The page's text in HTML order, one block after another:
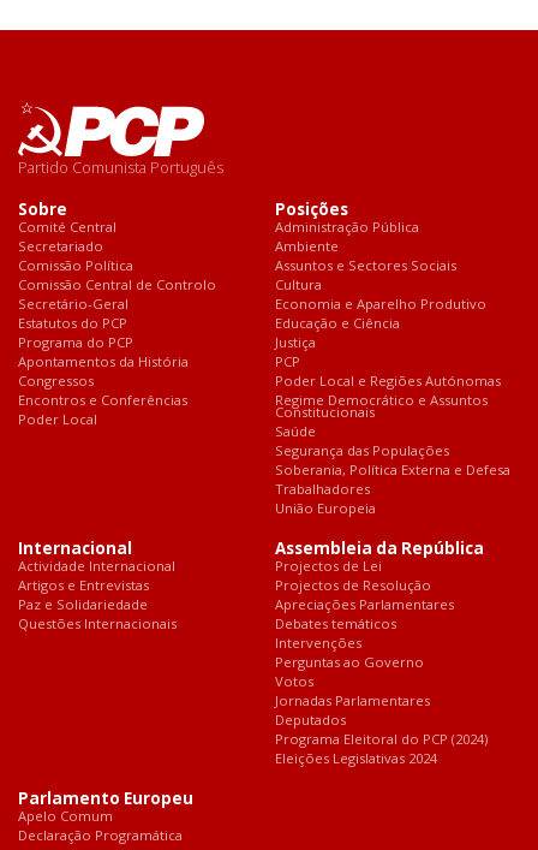
Partido Comunista Português
Sobre
Comité Central
Secretariado
Comissão Política
Comissão Central de Controlo
Secretário-Geral
Estatutos do PCP
Programa do PCP
Apontamentos da História
Congressos
Encontros e Conferências
Poder Local
Posições
Administração Pública
Ambiente
Assuntos e Sectores Sociais
Cultura
Economia e Aparelho Produtivo
Educação e Ciência
Justiça
PCP
Poder Local e Regiões Autónomas
Regime Democrático e Assuntos
Constitucionais
Saúde
Segurança das Populações
Soberania, Política Externa e Defesa
Trabalhadores
União Europeia
Internacional
Actividade Internacional
Artigos e Entrevistas
Paz e Solidariedade
Questões Internacionais
Assembleia da República
Projectos de Lei
Projectos de Resolução
Apreciações Parlamentares
Debates temáticos
Intervenções
Perguntas ao Governo
Votos
Jornadas Parlamentares
Deputados
Programa Eleitoral do PCP (2024)
Eleições Legislativas 2024
Parlamento Europeu
Apelo Comum
Declaração Programática